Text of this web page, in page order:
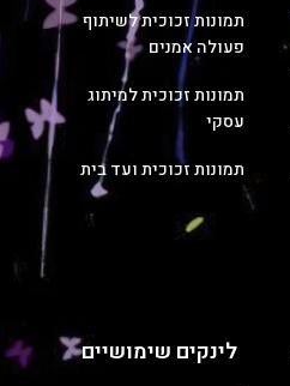
תמונות זכוכית לשיתוף
פעולה אמנים
תמונות זכוכית למיתוג
עסקי
תמונות זכוכית ועד בית
לינקים שימושיים